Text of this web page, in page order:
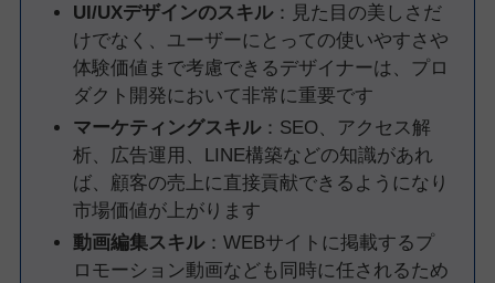
UI/UXデザインのスキル：見た目の美しさだ
けでなく、ユーザーにとっての使いやすさや
体験価値まで考慮できるデザイナーは、プロ
ダクト開発において非常に重要です
マーケティングスキル：SEO、アクセス解
析、広告運用、LINE構築などの知識があれ
ば、顧客の売上に直接貢献できるようになり
市場価値が上がります
動画編集スキル：WEBサイトに掲載するプ
ロモーション動画なども同時に任されるため